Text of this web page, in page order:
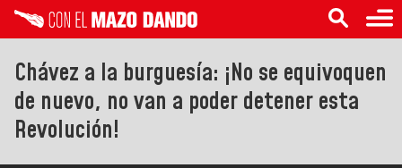
Chávez a la burguesía: ¡No se equivoquen
de nuevo, no van a poder detener esta
Revolución!